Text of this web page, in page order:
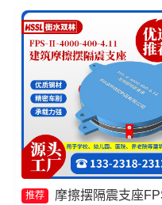
推荐
摩擦摆隔震支座